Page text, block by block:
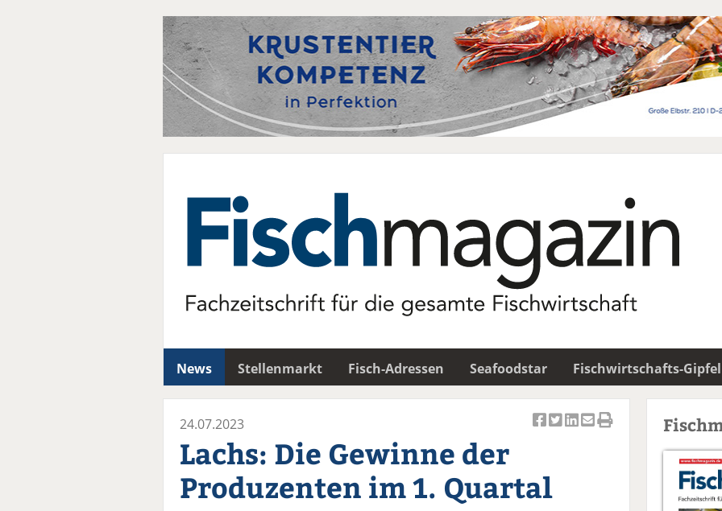
News Stellenmarkt Fisch-Adressen Seafoodstar Fischwirtschafts-Gipfel
el
k
el
24.07.2023
Lachs: Die Gewinne der
Produzenten im 1. Quartal